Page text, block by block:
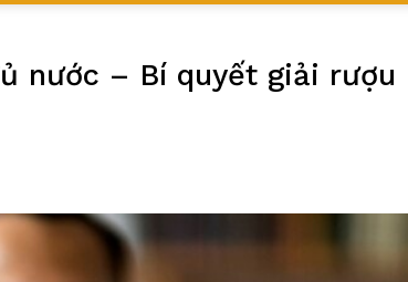
nước – Bí quyết giải rượu